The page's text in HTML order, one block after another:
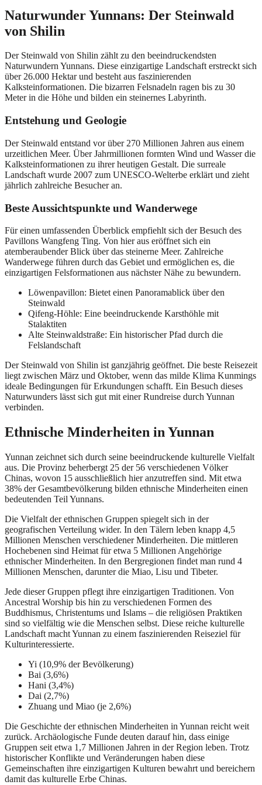
Naturwunder Yunnans: Der Steinwald
von Shilin
Der Steinwald von Shilin zählt zu den beeindruckendsten
Naturwundern Yunnans. Diese einzigartige Landschaft erstreckt sich
über 26.000 Hektar und besteht aus faszinierenden
Kalksteinformationen. Die bizarren Felsnadeln ragen bis zu 30
Meter in die Höhe und bilden ein steinernes Labyrinth.
Entstehung und Geologie
Der Steinwald entstand vor über 270 Millionen Jahren aus einem
urzeitlichen Meer. Über Jahrmillionen formten Wind und Wasser die
Kalksteinformationen zu ihrer heutigen Gestalt. Die surreale
Landschaft wurde 2007 zum UNESCO-Welterbe erklärt und zieht
jährlich zahlreiche Besucher an.
Beste Aussichtspunkte und Wanderwege
Für einen umfassenden Überblick empfiehlt sich der Besuch des
Pavillons Wangfeng Ting. Von hier aus eröffnet sich ein
atemberaubender Blick über das steinerne Meer. Zahlreiche
Wanderwege führen durch das Gebiet und ermöglichen es, die
einzigartigen Felsformationen aus nächster Nähe zu bewundern.
Löwenpavillon: Bietet einen Panoramablick über den
Steinwald
Qifeng-Höhle: Eine beeindruckende Karsthöhle mit
Stalaktiten
Alte Steinwaldstraße: Ein historischer Pfad durch die
Felslandschaft
Der Steinwald von Shilin ist ganzjährig geöffnet. Die beste Reisezeit
liegt zwischen März und Oktober, wenn das milde Klima Kunmings
ideale Bedingungen für Erkundungen schafft. Ein Besuch dieses
Naturwunders lässt sich gut mit einer Rundreise durch Yunnan
verbinden.
Ethnische Minderheiten in Yunnan
Yunnan zeichnet sich durch seine beeindruckende kulturelle Vielfalt
aus. Die Provinz beherbergt 25 der 56 verschiedenen Völker
Chinas, wovon 15 ausschließlich hier anzutreffen sind. Mit etwa
38% der Gesamtbevölkerung bilden ethnische Minderheiten einen
bedeutenden Teil Yunnans.
Die Vielfalt der ethnischen Gruppen spiegelt sich in der
geografischen Verteilung wider. In den Tälern leben knapp 4,5
Millionen Menschen verschiedener Minderheiten. Die mittleren
Hochebenen sind Heimat für etwa 5 Millionen Angehörige
ethnischer Minderheiten. In den Bergregionen findet man rund 4
Millionen Menschen, darunter die Miao, Lisu und Tibeter.
Jede dieser Gruppen pflegt ihre einzigartigen Traditionen. Von
Ancestral Worship bis hin zu verschiedenen Formen des
Buddhismus, Christentums und Islams – die religiösen Praktiken
sind so vielfältig wie die Menschen selbst. Diese reiche kulturelle
Landschaft macht Yunnan zu einem faszinierenden Reiseziel für
Kulturinteressierte.
Yi (10,9% der Bevölkerung)
Bai (3,6%)
Hani (3,4%)
Dai (2,7%)
Zhuang und Miao (je 2,6%)
Die Geschichte der ethnischen Minderheiten in Yunnan reicht weit
zurück. Archäologische Funde deuten darauf hin, dass einige
Gruppen seit etwa 1,7 Millionen Jahren in der Region leben. Trotz
historischer Konflikte und Veränderungen haben diese
Gemeinschaften ihre einzigartigen Kulturen bewahrt und bereichern
damit das kulturelle Erbe Chinas.